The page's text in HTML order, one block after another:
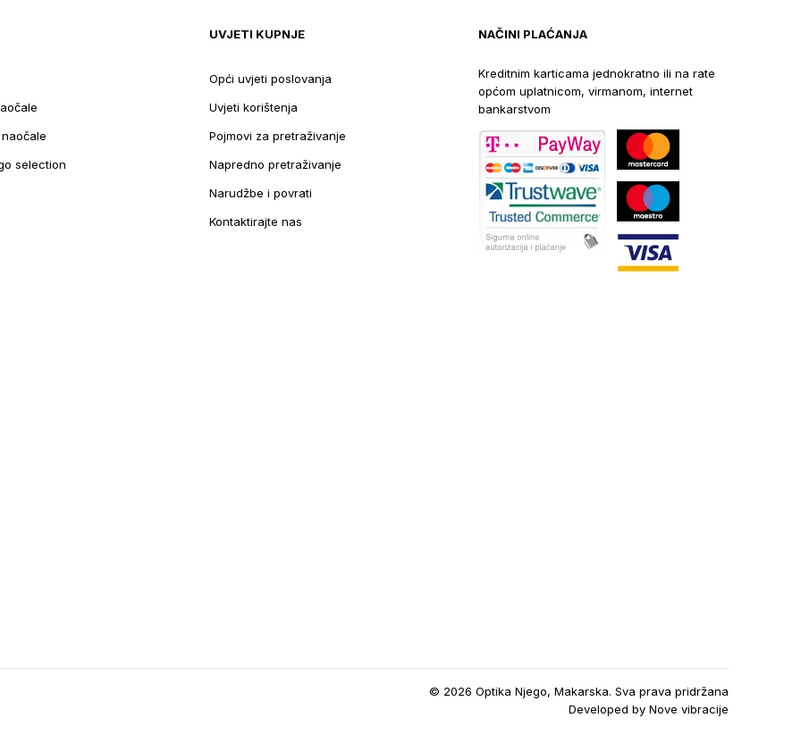
selection
UVJETI KUPNJE
Opći uvjeti poslovanja
Uvjeti korištenja
Pojmovi za pretraživanje
Napredno pretraživanje
Narudžbe i povrati
Kontaktirajte nas
NAČINI PLAĆANJA
Kreditnim karticama jednokratno ili na rate
općom uplatnicom, virmanom, internet
bankarstvom
© 2026 Optika Njego, Makarska. Sva prava pridržana
Developed byNove vibracije